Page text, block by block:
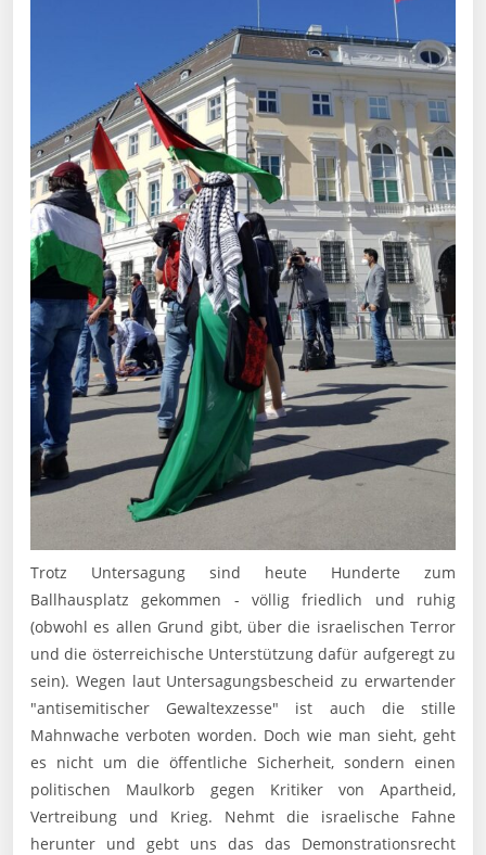
Trotz Untersagung sind heute Hunderte zum
Ballhausplatz gekommen - völlig friedlich und ruhig
(obwohl es allen Grund gibt, über die israelischen Terror
und die österreichische Unterstützung dafür aufgeregt zu
sein). Wegen laut Untersagungsbescheid zu erwartender
"antisemitischer Gewaltexzesse" ist auch die stille
Mahnwache verboten worden. Doch wie man sieht, geht
es nicht um die öffentliche Sicherheit, sondern einen
politischen Maulkorb gegen Kritiker von Apartheid,
Vertreibung und Krieg. Nehmt die israelische Fahne
herunter und gebt uns das das Demonstrationsrecht